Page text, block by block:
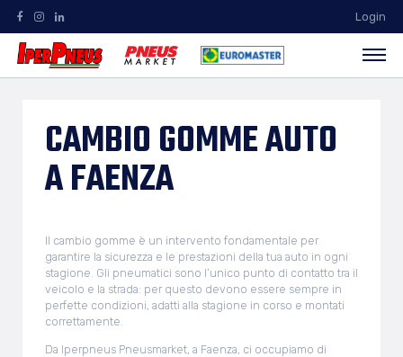
Login
CAMBIO GOMME AUTO
A FAENZA
Il cambio gomme è un intervento fondamentale per
garantire la sicurezza e le prestazioni della tua auto in ogni
stagione. Gli pneumatici sono l’unico punto di contatto tra il
veicolo e la strada: per questo devono essere sempre in
perfette condizioni, adatti alla stagione in corso e montati
correttamente.
Da Iperpneus Pneusmarket, a Faenza, ci occupiamo di